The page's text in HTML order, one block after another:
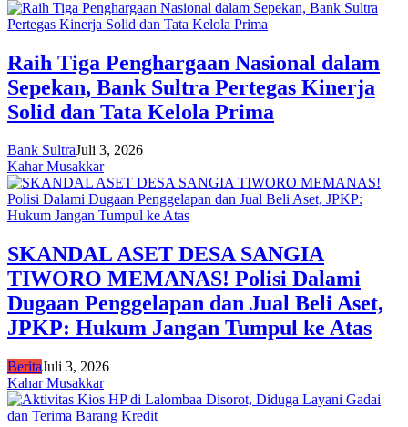
Raih Tiga Penghargaan Nasional dalam
Sepekan, Bank Sultra Pertegas Kinerja
Solid dan Tata Kelola Prima
Bank SultraJuli 3, 2026
Kahar Musakkar
SKANDAL ASET DESA SANGIA
TIWORO MEMANAS! Polisi Dalami
Dugaan Penggelapan dan Jual Beli Aset,
JPKP: Hukum Jangan Tumpul ke Atas
BeritaJuli 3, 2026
Kahar Musakkar